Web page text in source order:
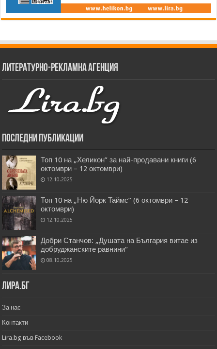
Литературно-рекламна агенция
Последни публикации
Топ 10 на „Хеликон” за най-продавани книги (6
октомври – 12 октомври)
12.10.2025
Топ 10 на „Ню Йорк Таймс” (6 октомври – 12
октомври)
12.10.2025
Добри Станчов: „Душата на България витае из
добруджанските равнини“
08.10.2025
Лира.бг
За нас
Контакти
Lira.bg във Facebook